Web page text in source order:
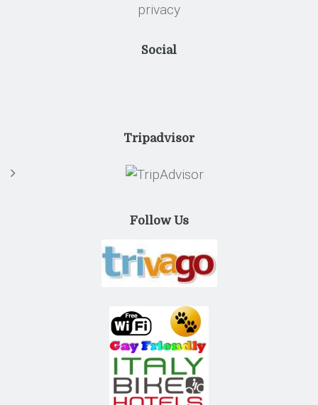
privacy
Social
Tripadvisor
Follow Us